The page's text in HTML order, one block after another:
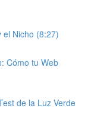
el Nicho (8:27)
Cómo tu Web
de la Luz Verde